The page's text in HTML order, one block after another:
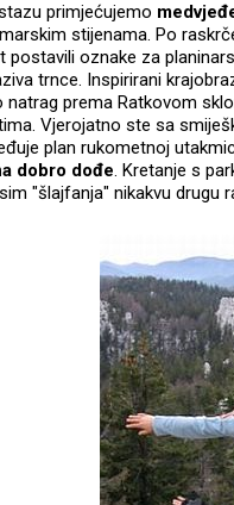
primjećujemo
stijenama. Po
postavili oznake za
trnce. Inspirirani
prema Ratkovom
Vjerojatno ste sa
plan rukometnoj
dobro dođe. Kretanje s
"šlajfanja" nikakvu drugu